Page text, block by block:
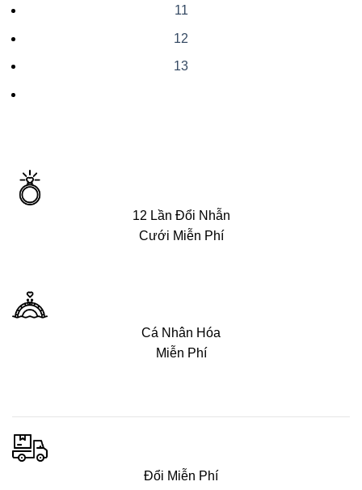
11
12
13
12 Lần Đổi Nhẫn
Cưới Miễn Phí
Cá Nhân Hóa
Miễn Phí
Đổi Miễn Phí